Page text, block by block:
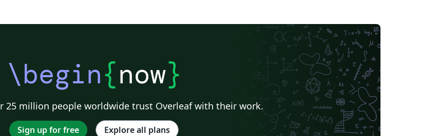
\begin{now}
25 million people worldwide trust Overleaf with their work.
Sign up for free Explore all plans